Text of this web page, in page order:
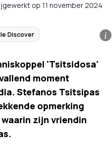
op 11 november 2024
Discover i
'Tsitsidosa'
moment
Stefanos Tsitsipas
opmerking
zijn vriendin